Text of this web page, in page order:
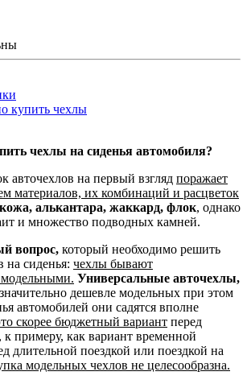
купить чехлы
чехлы на сиденья автомобиля?
авточехлов на первый взгляд поражает
материалов, их комбинаций и расцветок
алькантара, жаккард, флок, однако
и множество подводных камней.
вопрос, который необходимо решить
на сиденья: чехлы бывают
Универсальные авточехлы,
дешевле модельных при этом
автомобилей они садятся вполне
скорее бюджетный вариант перед
примеру, как вариант временной
длительной поездкой или поездкой на
модельных чехлов не целесообразна.